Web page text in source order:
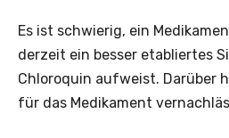
Es ist schwierig, ein
derzeit ein besser etabliertes
Chloroquin aufweist. Darüber
für das Medikament